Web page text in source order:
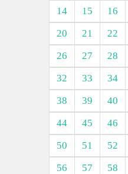
14
15 16
20
21 22
26
27 28
32
33 34
38
39 40
44
45 46
50
51 52
56
57 58